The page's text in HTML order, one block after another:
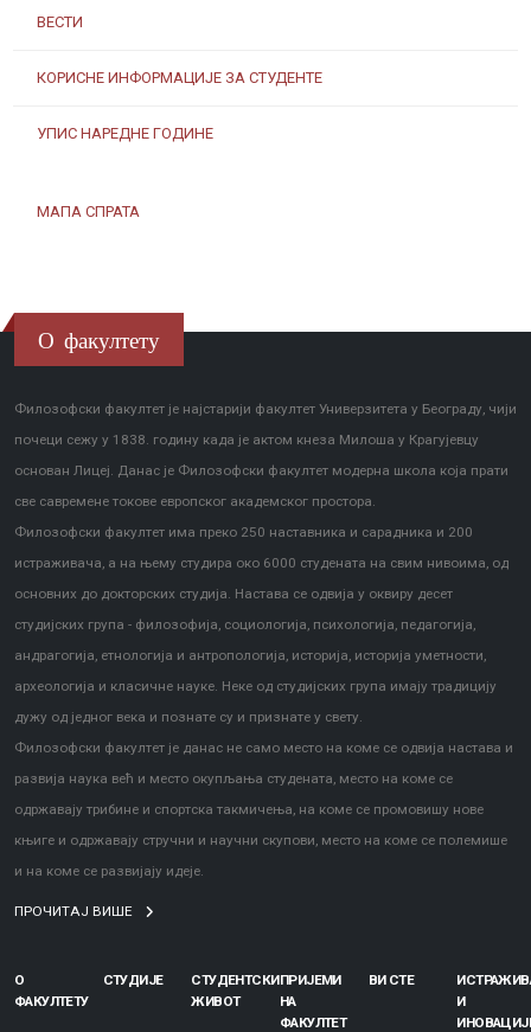
ВЕСТИ
КОРИСНЕ ИНФОРМАЦИЈЕ ЗА СТУДЕНТЕ
УПИС НАРЕДНЕ ГОДИНЕ
МАПА СПРАТА
О факултету
Филозофски факултет је најстарији факултет Универзитета у Београду, чији
почеци сежу у 1838. годину када је актом кнеза Милоша у Крагујевцу
основан Лицеј. Данас је Филозофски факултет модерна школа која прати
све савремене токове европског академског простора.
Филозофски факултет има преко 250 наставника и сарадника и 200
истраживача, а на њему студира око 6000 студената на свим нивоима, од
основних до докторских студија. Настава се одвија у оквиру десет
студијских група - филозофија, социологија, психологија, педагогија,
андрагогија, етнологија и антропологија, историја, историја уметности,
археологија и класичне науке. Неке од студијских група имају традицију
дужу од једног века и познате су и признате у свету.
Филозофски факултет је данас не само место на коме се одвија настава и
развија наука већ и место окупљања студената, место на коме се
одржавају трибине и спортска такмичења, на коме се промовишу нове
књиге и одржавају стручни и научни скупови, место на коме се полемише
и на коме се развијају идеје.
ПРОЧИТАЈ ВИШЕ
О
ФАКУЛТЕТУ
СТУДИЈЕ
СТУДЕНТСКИ
ЖИВОТ
ПРИЈЕМИ
НА
ФАКУЛТЕТ
ВИ СТЕ
И